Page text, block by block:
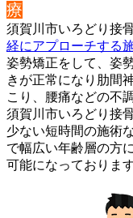
療
須賀川市いろどり接
経にアプローチする
姿勢矯正をして、姿
きが正常になり肋間
こり、 腰痛などの不
須賀川市いろどり接
少ない短時間の施術
で幅広い年齢層の方
可能になっておりま